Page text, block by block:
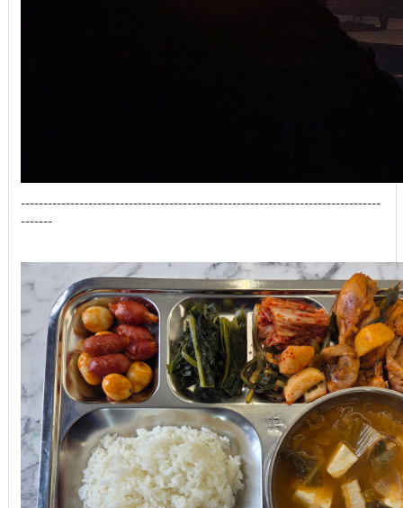
--------------------------------------------------------------------------------
-------